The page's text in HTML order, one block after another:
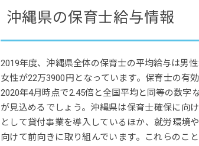
沖縄県の保育士給与情報
2019年度、沖縄県全体の保育士の平均給与は男性
女性が22万3900円となっています。保育士の有効
2020年4月時点で2.45倍と全国平均と同等の数字
が見込めるでしょう。沖縄県は保育士確保に向
として貸付事業を導入しているほか、就労環境
向けて前向きに取り組んでいます。これらのこ